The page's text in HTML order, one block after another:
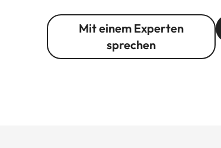
Mit einem Experten
sprechen